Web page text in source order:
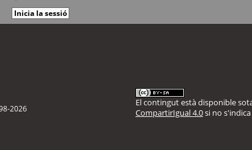
2026
El contingut està disponible
CompartirIgual 4.0si no